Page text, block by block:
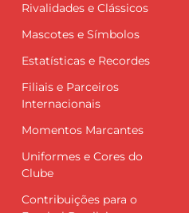
Rivalidades e Clássicos
Mascotes e Símbolos
Estatísticas e Recordes
Filiais e Parceiros
Internacionais
Momentos Marcantes
Uniformes e Cores do
Clube
Contribuições para o